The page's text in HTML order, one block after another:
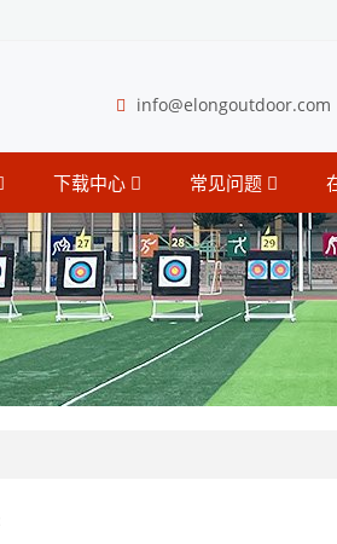
info@elongoutdoor.com
下载中心 常见问题